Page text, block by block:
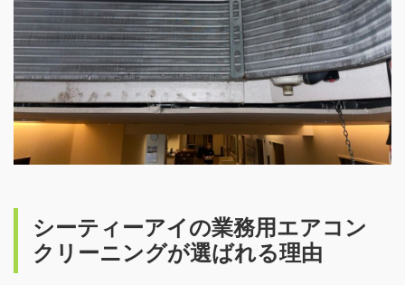
シーティーアイの業務用エアコン
クリーニングが選ばれる理由